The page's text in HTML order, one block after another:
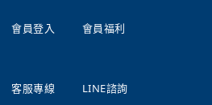
會員登入 會員福利
客服專線
LINE諮詢